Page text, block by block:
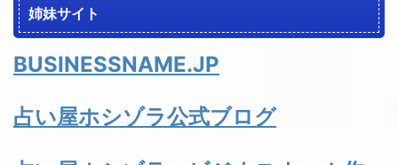
姉妹サイト
BUSINESSNAME.JP
占い屋ホシゾラ公式ブログ